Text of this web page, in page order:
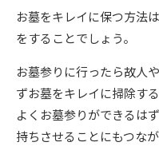
お墓をキレイに保つ方法
をすることでしょう。
お墓参りに行ったら故人
ずお墓をキレイに掃除す
よくお墓参りができるは
持ちさせることにもつなが